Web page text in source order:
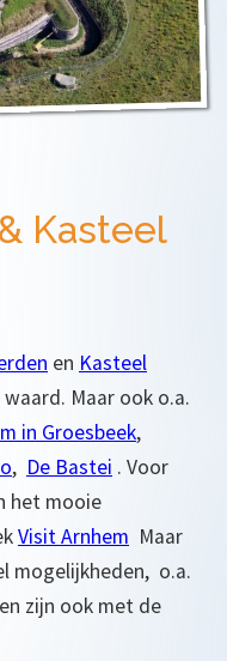
Kasteel
en Kasteel
Maar ook o.a.
in Groesbeek,
, De Bastei . Voor
het mooie
Visit Arnhem Maar
mogelijkheden, o.a.
zijn ook met de